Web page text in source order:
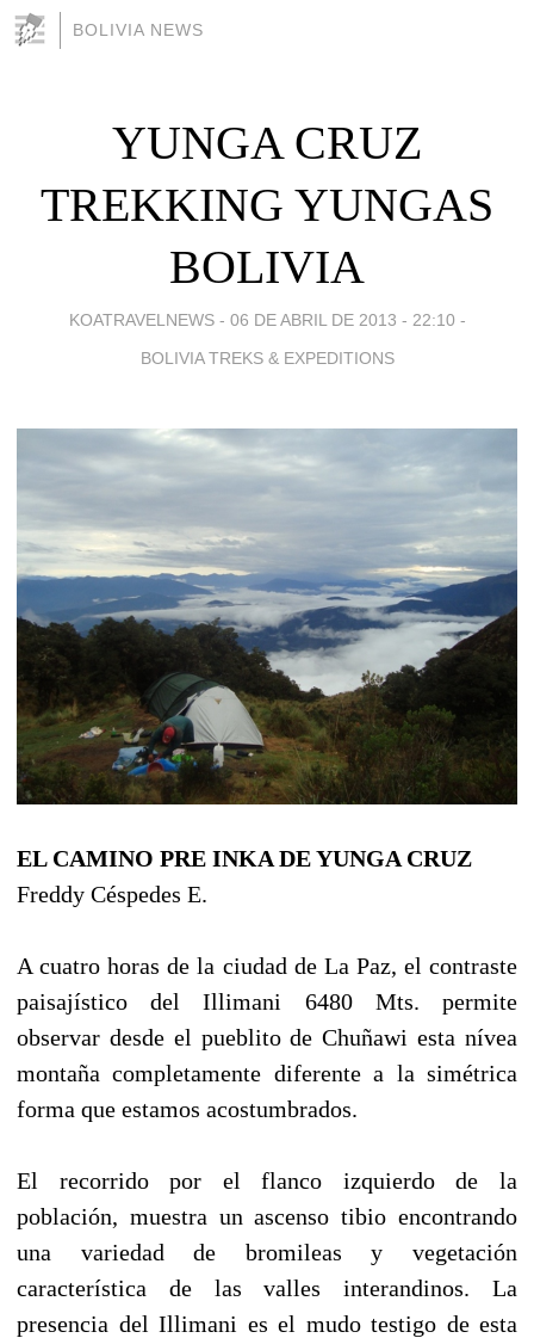
BOLIVIA NEWS
YUNGA CRUZ
TREKKING YUNGAS
BOLIVIA
KOATRAVELNEWS - 06 DE ABRIL DE 2013 - 22:10 -
BOLIVIA TREKS & EXPEDITIONS
EL CAMINO PRE INKA DE YUNGA CRUZ
Freddy Céspedes E.
A cuatro horas de la ciudad de La Paz, el contraste
paisajístico del Illimani 6480 Mts. permite
observar desde el pueblito de Chuñawi esta nívea
montaña completamente diferente a la simétrica
forma que estamos acostumbrados.
El recorrido por el flanco izquierdo de la
población, muestra un ascenso tibio encontrando
una variedad de bromileas y vegetación
característica de las valles interandinos. La
presencia del Illimani es el mudo testigo de esta